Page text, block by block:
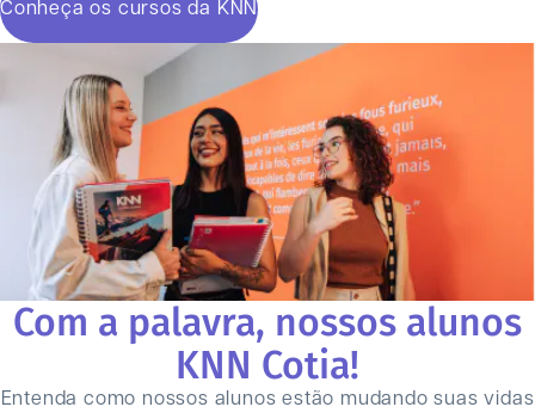
Conheça os cursos da KNN
Com a palavra, nossos alunos
KNN Cotia!
Entenda como nossos alunos estão mudando suas vidas